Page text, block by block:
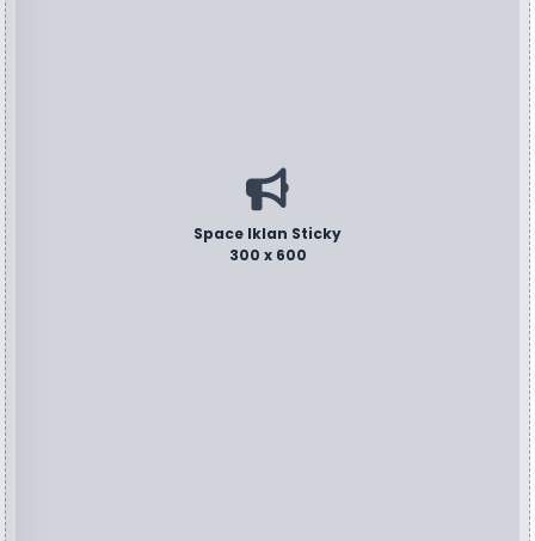
Space Iklan Sticky
300 x 600